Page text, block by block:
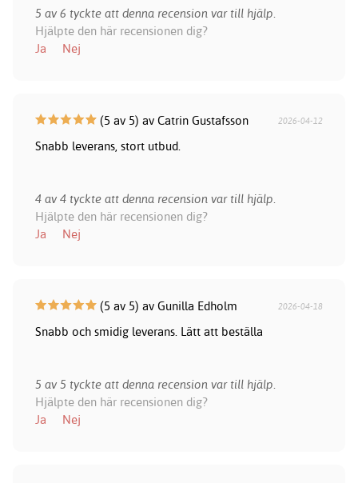
5 av 6 tyckte att denna recension var till hjälp.
Hjälpte den här recensionen dig?
Ja
Nej
(5 av 5) av Catrin Gustafsson 2026-04-12
Snabb leverans, stort utbud.
4 av 4 tyckte att denna recension var till hjälp.
Hjälpte den här recensionen dig?
Ja
Nej
(5 av 5) av Gunilla Edholm 2026-04-18
Snabb och smidig leverans. Lätt att beställa
5 av 5 tyckte att denna recension var till hjälp.
Hjälpte den här recensionen dig?
Ja
Nej